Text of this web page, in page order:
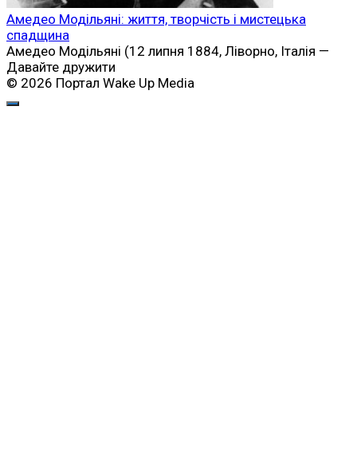
Амедео Модільяні: життя, творчість і мистецька
спадщина
Амедео Модільяні (12 липня 1884, Ліворно, Італія —
Давайте дружити
© 2026 Портал Wake Up Media